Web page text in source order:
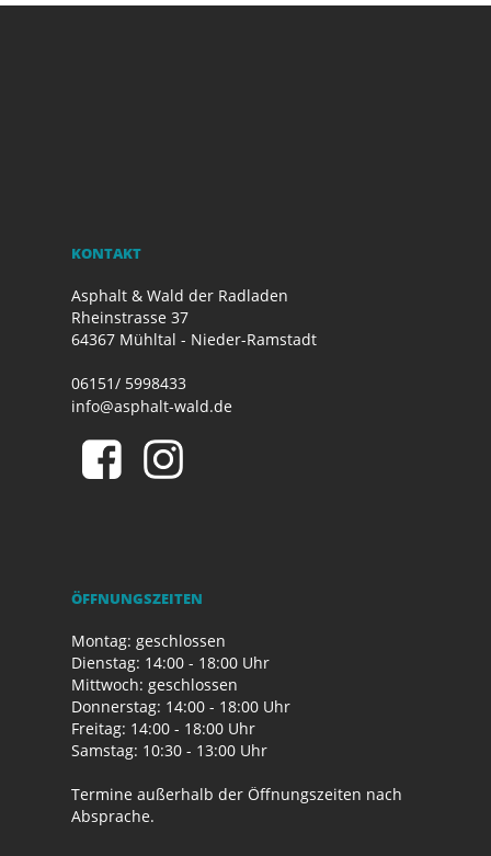
KONTAKT
Asphalt & Wald der Radladen
Rheinstrasse 37
64367 Mühltal - Nieder-Ramstadt
06151/ 5998433
info@asphalt-wald.de
ÖFFNUNGSZEITEN
Montag: geschlossen
Dienstag: 14:00 - 18:00 Uhr
Mittwoch: geschlossen
Donnerstag: 14:00 - 18:00 Uhr
Freitag: 14:00 - 18:00 Uhr
Samstag: 10:30 - 13:00 Uhr
Termine außerhalb der Öffnungszeiten nach
Absprache.